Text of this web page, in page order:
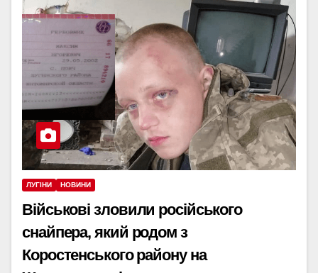
ЛУГІНИ НОВИНИ
Військові зловили російського
снайпера, який родом з
Коростенського району на